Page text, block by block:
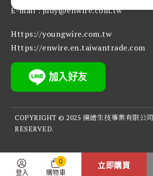
E-mail :judy@enwire.com.tw
Https://youngwire.com.tw
Https://enwire.en.taiwantrade.com
COPYRIGHT © 2025 揚繪生技事業有限公
RESERVED.
登入 購物車
0
立即購買